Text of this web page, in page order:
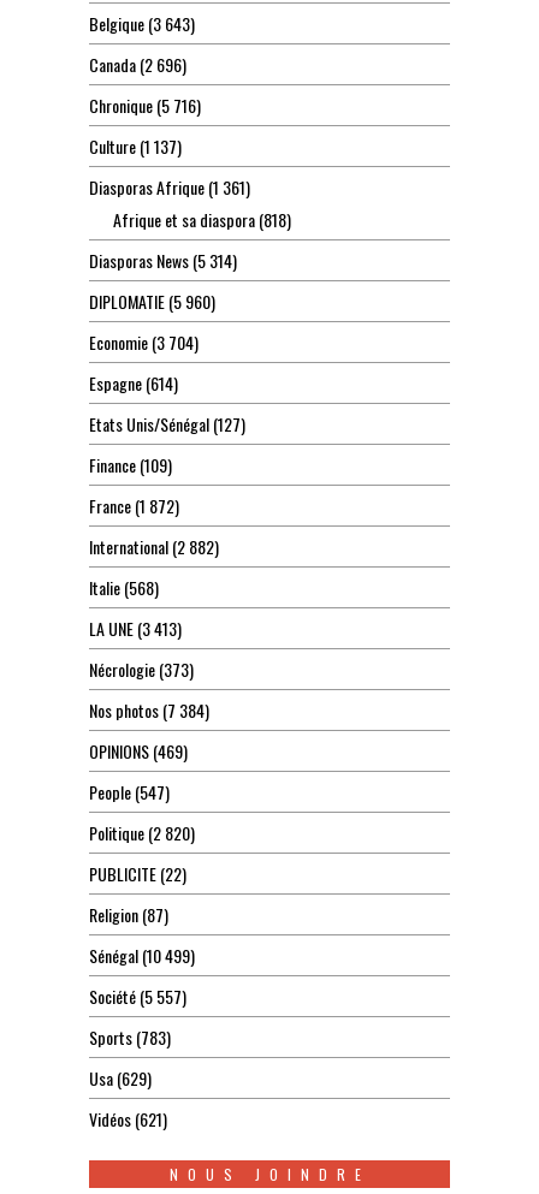
Belgique(3 643)
Canada(2 696)
Chronique(5 716)
Culture(1 137)
Diasporas Afrique(1 361)
Afrique et sa diaspora(818)
Diasporas News(5 314)
DIPLOMATIE(5 960)
Economie(3 704)
Espagne(614)
Etats Unis/Sénégal(127)
Finance(109)
France(1 872)
International(2 882)
Italie(568)
LA UNE(3 413)
Nécrologie(373)
Nos photos(7 384)
OPINIONS(469)
People(547)
Politique(2 820)
PUBLICITE(22)
Religion(87)
Sénégal(10 499)
Société(5 557)
Sports(783)
Usa(629)
Vidéos(621)
NOUS JOINDRE